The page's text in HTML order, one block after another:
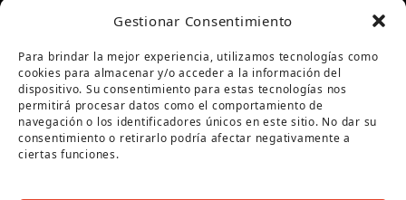
Gestionar Consentimiento
Para brindar la mejor experiencia, utilizamos tecnologías como
cookies para almacenar y/o acceder a la información del
dispositivo. Su consentimiento para estas tecnologías nos
permitirá procesar datos como el comportamiento de
navegación o los identificadores únicos en este sitio. No dar su
consentimiento o retirarlo podría afectar negativamente a
ciertas funciones.
Página cofinanciada por la Diputación de Córdoba